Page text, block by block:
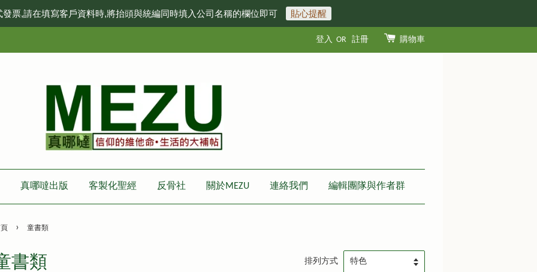
票,請在填寫客戶資料時,將抬頭與統編同時填入公司名稱的欄位即可 貼心提醒
登入 OR 註冊 購物車
真哪噠出版 客製化聖經 反骨社 關於MEZU 連絡我們 編輯團隊與作者群
› 童書類
書類 排列方式